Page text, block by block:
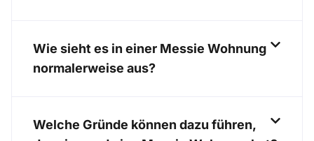
Wie sieht es in einer Messie Wohnung
normalerweise aus?
Welche Gründe können dazu führen,